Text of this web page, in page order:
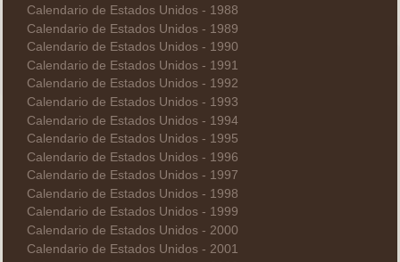
Calendario de Estados Unidos - 1988
Calendario de Estados Unidos - 1989
Calendario de Estados Unidos - 1990
Calendario de Estados Unidos - 1991
Calendario de Estados Unidos - 1992
Calendario de Estados Unidos - 1993
Calendario de Estados Unidos - 1994
Calendario de Estados Unidos - 1995
Calendario de Estados Unidos - 1996
Calendario de Estados Unidos - 1997
Calendario de Estados Unidos - 1998
Calendario de Estados Unidos - 1999
Calendario de Estados Unidos - 2000
Calendario de Estados Unidos - 2001